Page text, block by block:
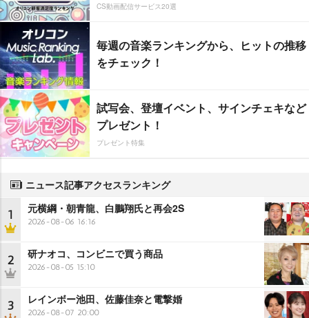
CS動画配信サービス20選
毎週の音楽ランキングから、ヒットの推移
をチェック！
試写会、登壇イベント、サインチェキなど
プレゼント！
プレゼント特集
ニュース記事アクセスランキング
1 元横綱・朝青龍、白鵬翔氏と再会2S
2026-08-06 16:16
2 研ナオコ、コンビニで買う商品
2026-08-05 15:10
3 レインボー池田、佐藤佳奈と電撃婚
2026-08-07 20:00